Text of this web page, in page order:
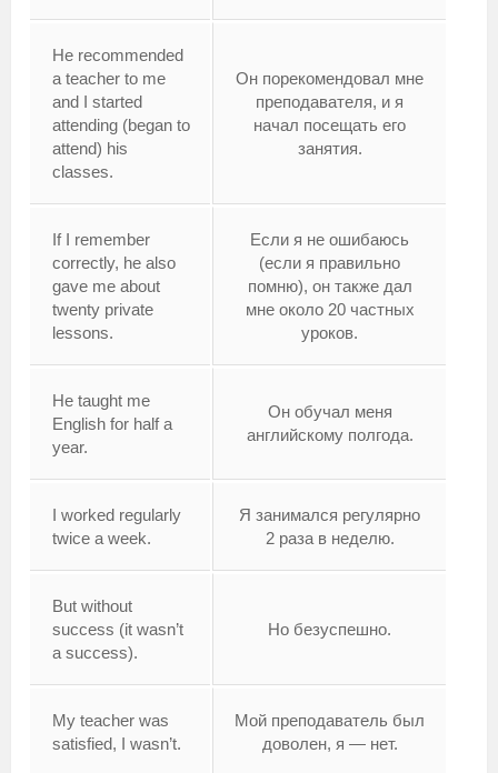
He recommended
a teacher to me
and I started
attending (began to
attend) his
classes.
Он порекомендовал мне
преподавателя, и я
начал посещать его
занятия.
If I remember
correctly, he also
gave me about
twenty private
lessons.
Если я не ошибаюсь
(если я правильно
помню), он также дал
мне около 20 частных
уроков.
He taught me
English for half a
year.
Он обучал меня
английскому полгода.
I worked regularly
twice a week.
Я занимался регулярно
2 раза в неделю.
But without
success (it wasn’t
a success).
Но безуспешно.
My teacher was
satisfied, I wasn’t.
Мой преподаватель был
доволен, я — нет.